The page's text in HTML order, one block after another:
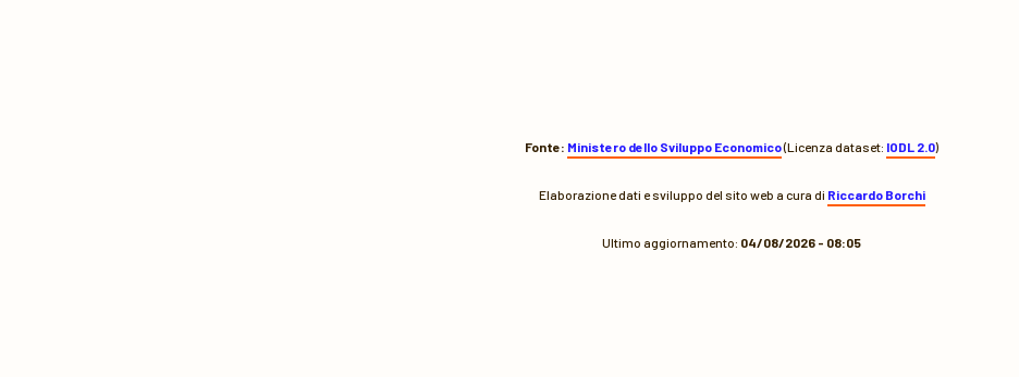
Fonte: Ministero dello Sviluppo Economico(Licenza dataset: IODL 2.0)
Elaborazione dati e sviluppo del sito web a cura di Riccardo Borchi
Ultimo aggiornamento: 04/08/2026 - 08:05